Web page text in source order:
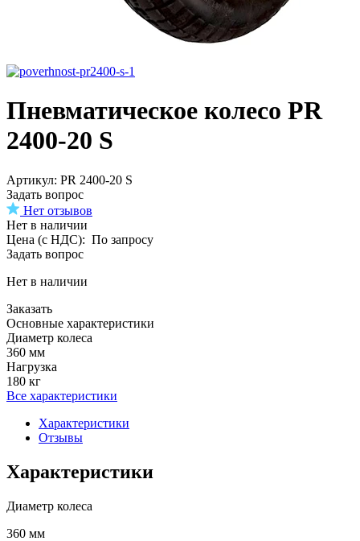
Пневматическое колесо PR
2400-20 S
Aртикул: PR 2400-20 S
Задать вопрос
Нет отзывов
Нет в наличии
Цена (с НДС): По запросу
Задать вопрос
Нет в наличии
Заказать
Основные характеристики
Диаметр колеса
360 мм
Нагрузка
180 кг
Все характеристики
Характеристики
Отзывы
Характеристики
Диаметр колеса
360 мм